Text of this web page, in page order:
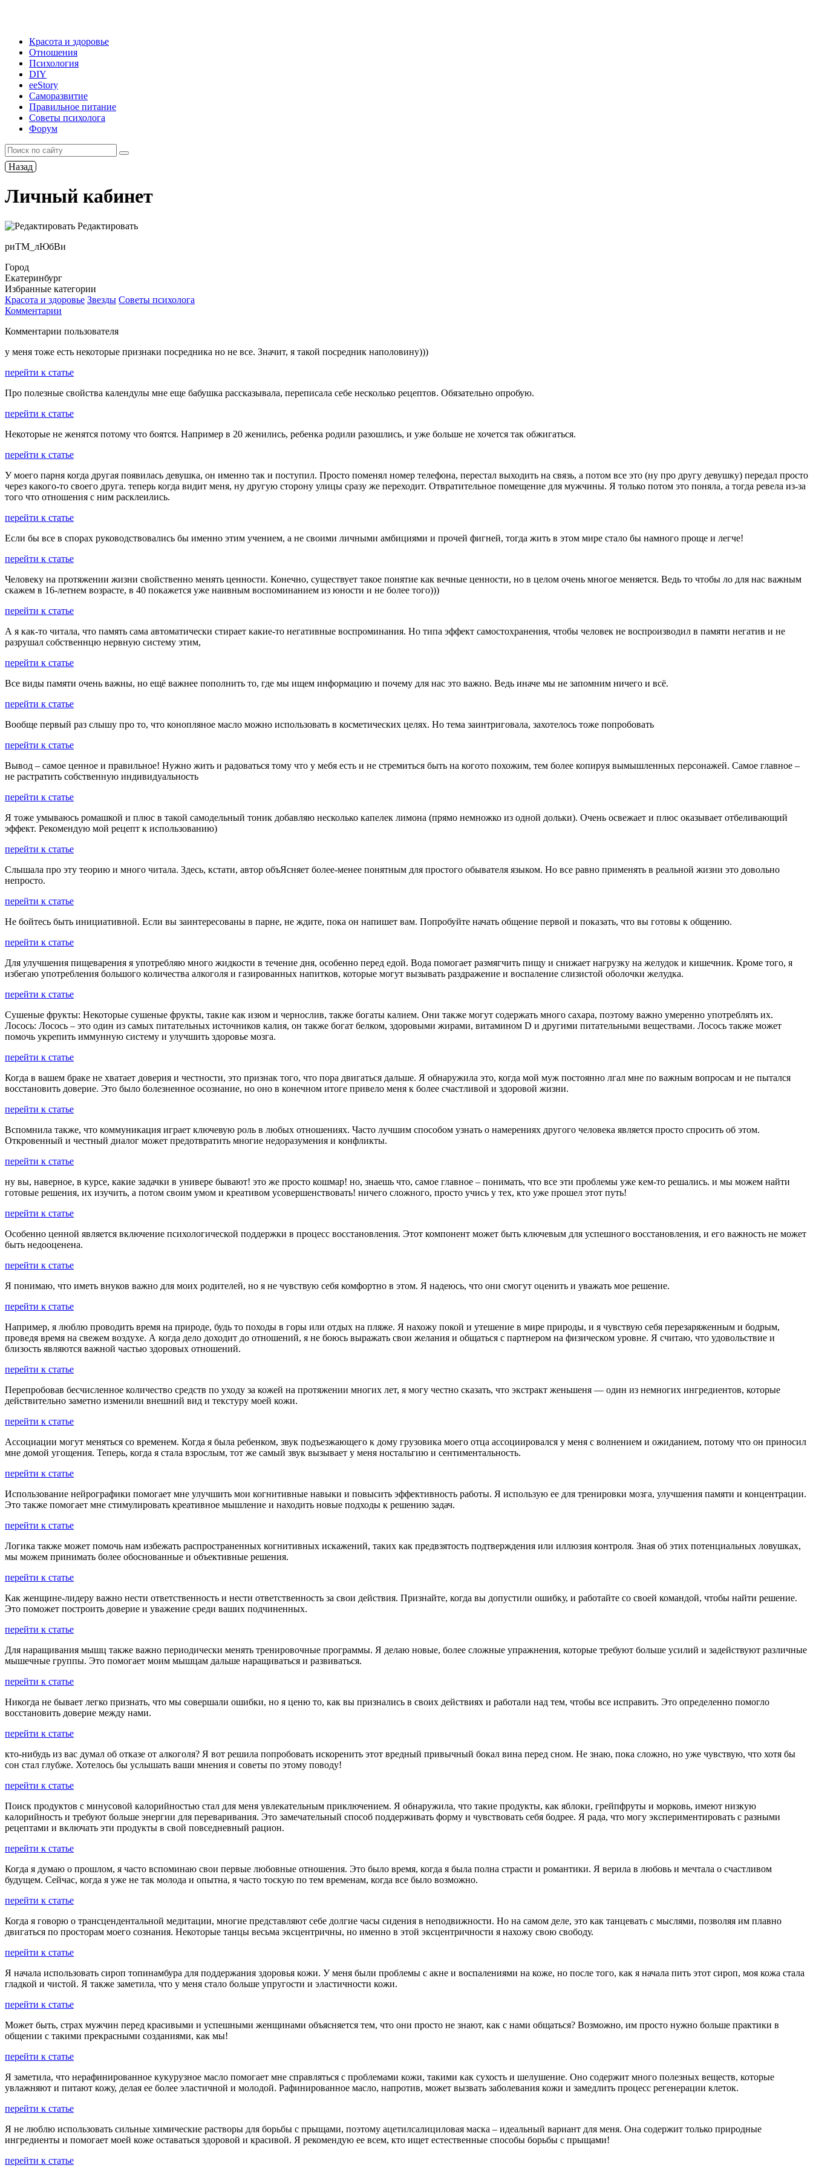
Красота и здоровье
Отношения
Психология
DIY
ееStory
Саморазвитие
Правильное питание
Советы психолога
Форум
Назад
Личный кабинет
Редактировать
риТМ_лЮбВи
Город
Екатеринбург
Избранные категории
Красота и здоровье Звезды Советы психолога
Комментарии
Комментарии пользователя
у меня тоже есть некоторые признаки посредника но не все. Значит, я такой посредник наполовину)))
перейти к статье
Про полезные свойства календулы мне еще бабушка рассказывала, переписала себе несколько рецептов. Обязательно опробую.
перейти к статье
Некоторые не женятся потому что боятся. Например в 20 женились, ребенка родили разошлись, и уже больше не хочется так обжигаться.
перейти к статье
У моего парня когда другая появилась девушка, он именно так и поступил. Просто поменял номер телефона, перестал выходить на связь, а потом все это (ну про другу девушку) передал просто
через какого-то своего друга. теперь когда видит меня, ну другую сторону улицы сразу же переходит. Отвратительное помещение для мужчины. Я только потом это поняла, а тогда ревела из-за
того что отношения с ним расклеились.
перейти к статье
Если бы все в спорах руководствовались бы именно этим учением, а не своими личными амбициями и прочей фигней, тогда жить в этом мире стало бы намного проще и легче!
перейти к статье
Человеку на протяжении жизни свойственно менять ценности. Конечно, существует такое понятие как вечные ценности, но в целом очень многое меняется. Ведь то чтобы ло для нас важным
скажем в 16-летнем возрасте, в 40 покажется уже наивным воспоминанием из юности и не более того)))
перейти к статье
А я как-то читала, что память сама автоматически стирает какие-то негативные воспроминания. Но типа эффект самостохранения, чтобы человек не воспроизводил в памяти негатив и не
разрушал собственнцю нервную систему этим,
перейти к статье
Все виды памяти очень важны, но ещё важнее пополнить то, где мы ищем информацию и почему для нас это важно. Ведь иначе мы не запомним ничего и всё.
перейти к статье
Вообще первый раз слышу про то, что конопляное масло можно использовать в косметических целях. Но тема заинтриговала, захотелось тоже попробовать
перейти к статье
Вывод – самое ценное и правильное! Нужно жить и радоваться тому что у мебя есть и не стремиться быть на когото похожим, тем более копируя вымышленных персонажей. Самое главное –
не растратить собственную индивидуальность
перейти к статье
Я тоже умываюсь ромашкой и плюс в такой самодельный тоник добавляю несколько капелек лимона (прямо немножко из одной дольки). Очень освежает и плюс оказывает отбеливающий
эффект. Рекомендую мой рецепт к использованию)
перейти к статье
Слышала про эту теорию и много читала. Здесь, кстати, автор объЯсняет более-менее понятным для простого обывателя языком. Но все равно применять в реальной жизни это довольно
непросто.
перейти к статье
Не бойтесь быть инициативной. Если вы заинтересованы в парне, не ждите, пока он напишет вам. Попробуйте начать общение первой и показать, что вы готовы к общению.
перейти к статье
Для улучшения пищеварения я употребляю много жидкости в течение дня, особенно перед едой. Вода помогает размягчить пищу и снижает нагрузку на желудок и кишечник. Кроме того, я
избегаю употребления большого количества алкоголя и газированных напитков, которые могут вызывать раздражение и воспаление слизистой оболочки желудка.
перейти к статье
Сушеные фрукты: Некоторые сушеные фрукты, такие как изюм и чернослив, также богаты калием. Они также могут содержать много сахара, поэтому важно умеренно употреблять их.
Лосось: Лосось – это один из самых питательных источников калия, он также богат белком, здоровыми жирами, витамином D и другими питательными веществами. Лосось также может
помочь укрепить иммунную систему и улучшить здоровье мозга.
перейти к статье
Когда в вашем браке не хватает доверия и честности, это признак того, что пора двигаться дальше. Я обнаружила это, когда мой муж постоянно лгал мне по важным вопросам и не пытался
восстановить доверие. Это было болезненное осознание, но оно в конечном итоге привело меня к более счастливой и здоровой жизни.
перейти к статье
Вспомнила также, что коммуникация играет ключевую роль в любых отношениях. Часто лучшим способом узнать о намерениях другого человека является просто спросить об этом.
Откровенный и честный диалог может предотвратить многие недоразумения и конфликты.
перейти к статье
ну вы, наверное, в курсе, какие задачки в универе бывают! это же просто кошмар! но, знаешь что, самое главное – понимать, что все эти проблемы уже кем-то решались. и мы можем найти
готовые решения, их изучить, а потом своим умом и креативом усовершенствовать! ничего сложного, просто учись у тех, кто уже прошел этот путь!
перейти к статье
Особенно ценной является включение психологической поддержки в процесс восстановления. Этот компонент может быть ключевым для успешного восстановления, и его важность не может
быть недооценена.
перейти к статье
Я понимаю, что иметь внуков важно для моих родителей, но я не чувствую себя комфортно в этом. Я надеюсь, что они смогут оценить и уважать мое решение.
перейти к статье
Например, я люблю проводить время на природе, будь то походы в горы или отдых на пляже. Я нахожу покой и утешение в мире природы, и я чувствую себя перезаряженным и бодрым,
проведя время на свежем воздухе. А когда дело доходит до отношений, я не боюсь выражать свои желания и общаться с партнером на физическом уровне. Я считаю, что удовольствие и
близость являются важной частью здоровых отношений.
перейти к статье
Перепробовав бесчисленное количество средств по уходу за кожей на протяжении многих лет, я могу честно сказать, что экстракт женьшеня — один из немногих ингредиентов, которые
действительно заметно изменили внешний вид и текстуру моей кожи.
перейти к статье
Ассоциации могут меняться со временем. Когда я была ребенком, звук подъезжающего к дому грузовика моего отца ассоциировался у меня с волнением и ожиданием, потому что он приносил
мне домой угощения. Теперь, когда я стала взрослым, тот же самый звук вызывает у меня ностальгию и сентиментальность.
перейти к статье
Использование нейрографики помогает мне улучшить мои когнитивные навыки и повысить эффективность работы. Я использую ее для тренировки мозга, улучшения памяти и концентрации.
Это также помогает мне стимулировать креативное мышление и находить новые подходы к решению задач.
перейти к статье
Логика также может помочь нам избежать распространенных когнитивных искажений, таких как предвзятость подтверждения или иллюзия контроля. Зная об этих потенциальных ловушках,
мы можем принимать более обоснованные и объективные решения.
перейти к статье
Как женщине-лидеру важно нести ответственность и нести ответственность за свои действия. Признайте, когда вы допустили ошибку, и работайте со своей командой, чтобы найти решение.
Это поможет построить доверие и уважение среди ваших подчиненных.
перейти к статье
Для наращивания мышц также важно периодически менять тренировочные программы. Я делаю новые, более сложные упражнения, которые требуют больше усилий и задействуют различные
мышечные группы. Это помогает моим мышцам дальше наращиваться и развиваться.
перейти к статье
Никогда не бывает легко признать, что мы совершали ошибки, но я ценю то, как вы признались в своих действиях и работали над тем, чтобы все исправить. Это определенно помогло
восстановить доверие между нами.
перейти к статье
кто-нибудь из вас думал об отказе от алкоголя? Я вот решила попробовать искоренить этот вредный привычный бокал вина перед сном. Не знаю, пока сложно, но уже чувствую, что хотя бы
сон стал глубже. Хотелось бы услышать ваши мнения и советы по этому поводу!
перейти к статье
Поиск продуктов с минусовой калорийностью стал для меня увлекательным приключением. Я обнаружила, что такие продукты, как яблоки, грейпфруты и морковь, имеют низкую
калорийность и требуют больше энергии для переваривания. Это замечательный способ поддерживать форму и чувствовать себя бодрее. Я рада, что могу экспериментировать с разными
рецептами и включать эти продукты в свой повседневный рацион.
перейти к статье
Когда я думаю о прошлом, я часто вспоминаю свои первые любовные отношения. Это было время, когда я была полна страсти и романтики. Я верила в любовь и мечтала о счастливом
будущем. Сейчас, когда я уже не так молода и опытна, я часто тоскую по тем временам, когда все было возможно.
перейти к статье
Когда я говорю о трансцендентальной медитации, многие представляют себе долгие часы сидения в неподвижности. Но на самом деле, это как танцевать с мыслями, позволяя им плавно
двигаться по просторам моего сознания. Некоторые танцы весьма эксцентричны, но именно в этой эксцентричности я нахожу свою свободу.
перейти к статье
Я начала использовать сироп топинамбура для поддержания здоровья кожи. У меня были проблемы с акне и воспалениями на коже, но после того, как я начала пить этот сироп, моя кожа стала
гладкой и чистой. Я также заметила, что у меня стало больше упругости и эластичности кожи.
перейти к статье
Может быть, страх мужчин перед красивыми и успешными женщинами объясняется тем, что они просто не знают, как с нами общаться? Возможно, им просто нужно больше практики в
общении с такими прекрасными созданиями, как мы!
перейти к статье
Я заметила, что нерафинированное кукурузное масло помогает мне справляться с проблемами кожи, такими как сухость и шелушение. Оно содержит много полезных веществ, которые
увлажняют и питают кожу, делая ее более эластичной и молодой. Рафинированное масло, напротив, может вызвать заболевания кожи и замедлить процесс регенерации клеток.
перейти к статье
Я не люблю использовать сильные химические растворы для борьбы с прыщами, поэтому ацетилсалициловая маска – идеальный вариант для меня. Она содержит только природные
ингредиенты и помогает моей коже оставаться здоровой и красивой. Я рекомендую ее всем, кто ищет естественные способы борьбы с прыщами!
перейти к статье